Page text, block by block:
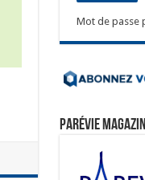
Mot de passe
ParéVie